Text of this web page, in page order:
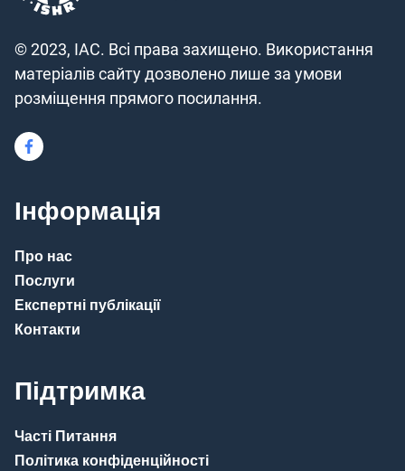
© 2023, IAC. Всі права захищено. Використання
матеріалів сайту дозволено лише за умови
розміщення прямого посилання.
Інформація
Про нас
Послуги
Експертні публікації
Контакти
Підтримка
Часті Питання
Політика конфіденційності